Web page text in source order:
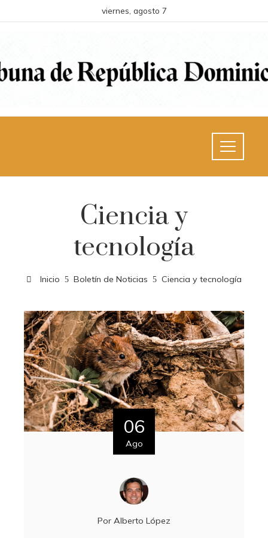
viernes, agosto 7
Ciencia y
tecnología
Inicio Boletín de Noticias Ciencia y tecnología
06
Ago
Por Alberto López